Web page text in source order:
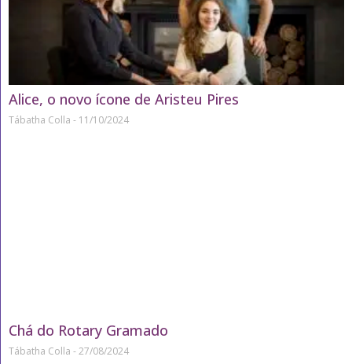
Alice, o novo ícone de Aristeu Pires
Tábatha Colla 11/10/2024
Chá do Rotary Gramado
Tábatha Colla 27/08/2024